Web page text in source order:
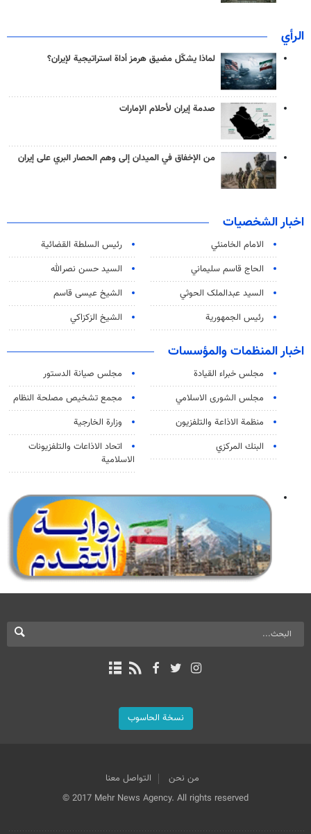
الرأي
لماذا يشكّل مضيق هرمز أداة استراتيجية لإيران؟
صدمة إيران لأحلام الإمارات
من الإخفاق في الميدان إلى وهم الحصار البري على إيران
اخبار الشخصيات
الامام الخامنئي
رئیس السلطة القضائیة
الحاج قاسم سليماني
السيد حسن نصرالله
السید عبدالملک الحوثي
الشيخ عيسى قاسم
رئيس الجمهورية
الشيخ الزكزاكي
اخبار المنظمات والمؤسسات
مجلس خبراء القيادة
مجلس صيانة الدستور
مجلس الشورى الاسلامي
مجمع تشخيص مصلحة النظام
منظمة الاذاعة والتلفزیون
وزارة الخارجية
البنك المركزي
اتحاد الاذاعات والتلفزيونات
الاسلامية
نسخة الحاسوب
من نحن
التواصل معنا
© 2017 Mehr News Agency. All rights reserved